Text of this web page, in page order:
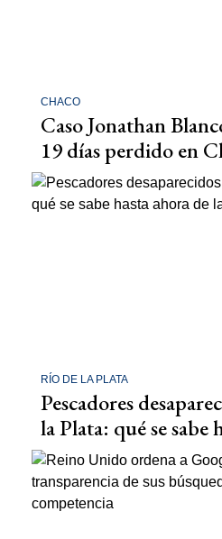
CHACO
Caso Jonathan
19 días perdido en
RÍO DE LA PLATA
Pescadores
la Plata: qué se sabe